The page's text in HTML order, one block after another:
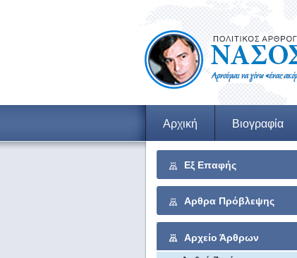
Αρχική Βιογραφία
Εξ Επαφής
Αρθρα Πρόβλεψης
Αρχείο Άρθρων